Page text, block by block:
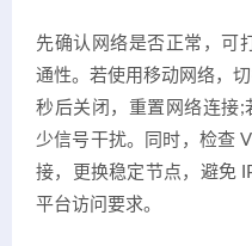
先确认网络是否正常，可
通性。若使用移动网络，
秒后关闭，重置网络连接
少信号干扰。同时，检查
接，更换稳定节点，避免
平台访问要求。